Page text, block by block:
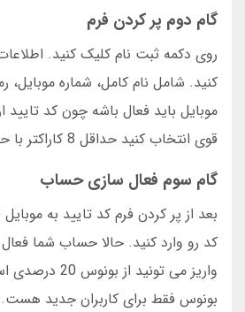
گام دوم پر کردن فرم
روی دکمه ثبت نام کلیک کنید.
کنید. شامل نام کامل، شماره موبایل،
موبایل باید فعال باشه چون کد تایید
قوی انتخاب کنید حداقل 8 کاراکتر با حروف بزرگ و کوچک.
گام سوم فعال سازی حساب
بعد از پر کردن فرم کد تایید به
کد رو وارد کنید. حالا حساب شما
واریز می تونید
بونوس فقط برای کاربران جدید هست.